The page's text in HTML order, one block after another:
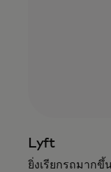
Lyft
ยิ่งเรียกรถมาก